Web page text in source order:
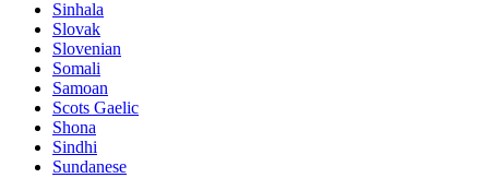
Sinhala
Slovak
Slovenian
Somali
Samoan
Scots Gaelic
Shona
Sindhi
Sundanese